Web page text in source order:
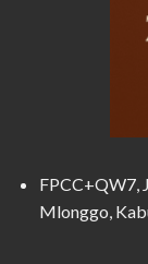
FPCC+QW7,
Mlonggo,